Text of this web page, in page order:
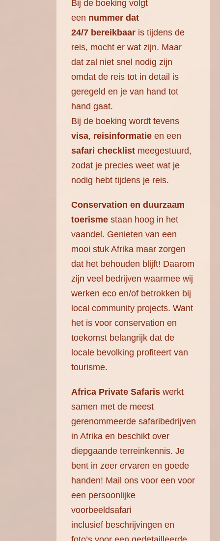
Bij de boeking volgt
een nummer dat
24/7 bereikbaar is tijdens de
reis, mocht er wat zijn. Maar
dat zal niet snel nodig zijn
omdat de reis tot in detail is
geregeld en je van hand tot
hand gaat.
Bij de boeking wordt tevens
visa, reisinformatie en een
safari checklist meegestuurd,
zodat je precies weet wat je
nodig hebt tijdens je reis.
Conservation en duurzaam
toerisme staan hoog in het
vaandel. Genieten van een
mooi stuk Afrika maar zorgen
dat het behouden blijft! Daarom
zijn veel bedrijven waarmee wij
werken eco en/of betrokken bij
local community projects. Want
het is voor conservation en
toekomst belangrijk dat de
locale bevolking profiteert van
tourisme.
Africa Private Safaris werkt
samen met de meest
gerenommeerde safaribedrijven
in Afrika en beschikt over
diepgaande terreinkennis. Je
bent in zeer ervaren en goede
handen! Mail ons voor een voor
een persoonlijke
voorbeeldsafari
inclusief beschrijvingen en